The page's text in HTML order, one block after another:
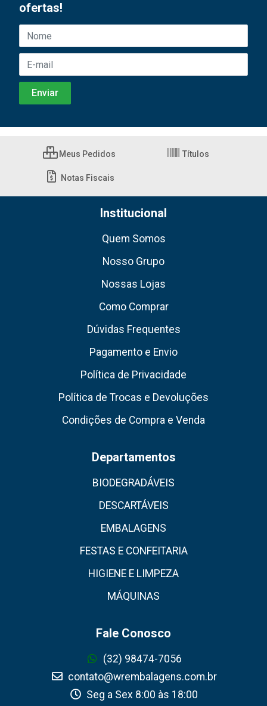
ofertas!
Meus Pedidos Títulos
Notas Fiscais
Institucional
Quem Somos
Nosso Grupo
Nossas Lojas
Como Comprar
Dúvidas Frequentes
Pagamento e Envio
Política de Privacidade
Política de Trocas e Devoluções
Condições de Compra e Venda
Departamentos
BIODEGRADÁVEIS
DESCARTÁVEIS
EMBALAGENS
FESTAS E CONFEITARIA
HIGIENE E LIMPEZA
MÁQUINAS
Fale Conosco
(32) 98474-7056
contato@wrembalagens.com.br
Seg a Sex 8:00 às 18:00